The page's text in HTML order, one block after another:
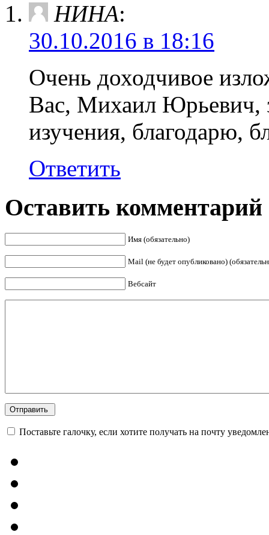
НИНА:
30.10.2016 в 18:16
Очень доходчивое
Вас, Михаил Юрьевич,
изучения, благодарю,
Ответить
Оставить комментарий
Имя (обязательно)
Mail (не будет опубликовано)
Вебсайт
Поставьте галочку, если хотите получать на почту